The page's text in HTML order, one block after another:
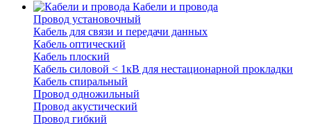
Кабели и провода
Провод установочный
Кабель для связи и передачи данных
Кабель оптический
Кабель плоский
Кабель силовой < 1кВ для нестационарной прокладки
Кабель спиральный
Провод одножильный
Провод акустический
Провод гибкий